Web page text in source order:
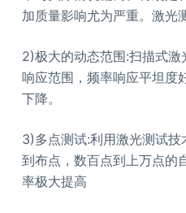
加质量影响尤为严重。激光
2)极大的动态范围:扫描式
响应范围，频率响应平坦度
下降。
3)多点测试:利用激光测试
到布点，数百点到上万点的
率极大提高